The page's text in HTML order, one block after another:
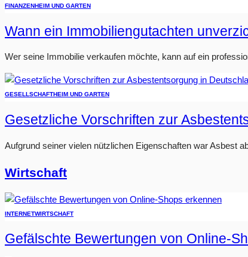
FINANZENHEIM UND GARTEN
Wann ein Immobiliengutachten
Wer seine Immobilie verkaufen möchte, kann auf ein
GESELLSCHAFTHEIM UND GARTEN
Gesetzliche Vorschriften zur
Aufgrund seiner vielen nützlichen Eigenschaften war Asbest
Wirtschaft
INTERNETWIRTSCHAFT
Gefälschte Bewertungen von Online-